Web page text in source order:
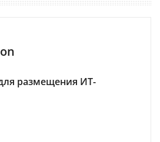
размещения ИТ-